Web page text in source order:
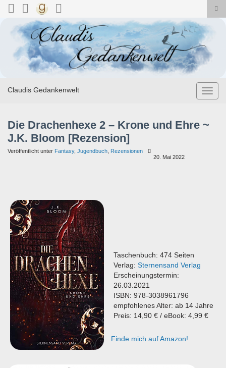
Search for:
Claudis Gedankenwelt
Die Drachenhexe 2 – Krone und Ehre ~
J.K. Bloom [Rezension]
Veröffentlicht unter Fantasy, Jugendbuch Rezensionen
20. Mai 2022
Taschenbuch: 474 Seiten
Verlag: Sternensand Verlag
Erscheinungstermin:
26.03.2021
ISBN: 978-3038961796
empfohlenes Alter: ab 14 Jahre
Preis: 14,90 € / eBook: 4,99 €
Finde mich auf Amazon!